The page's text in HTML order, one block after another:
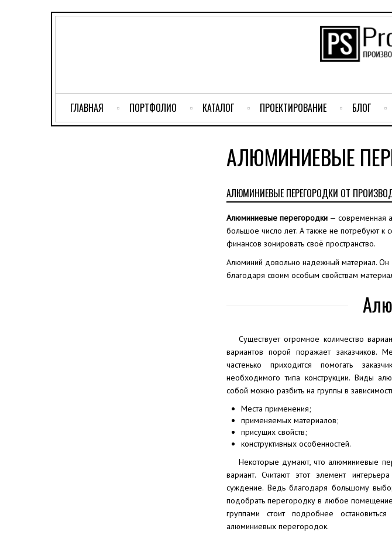
ГЛАВНАЯ ПОРТФОЛИО КАТАЛОГ ПРОЕКТИРОВАНИЕ БЛОГ
АЛЮМИНИЕВЫЕ
АЛЮМИНИЕВЫЕ ПЕРЕГОРОДКИ ОТ
Алюминиевые перегородки — современная
большое число лет. А также не потребуют к
финансов зонировать своё пространство.
Алюминий довольно надежный материал. Он
благодаря своим особым свойствам
Существует огромное количество
вариантов порой поражает заказчиков.
частенько приходится помогать
необходимого типа конструкции. Виды
собой можно разбить на группы в
Места применения;
применяемых материалов;
присущих свойств;
конструктивных особенностей.
Некоторые думают, что алюминиевые
вариант. Считают этот элемент
суждение. Ведь благодаря большому
подобрать перегородку в любое
группами стоит подробнее
алюминиевых перегородок.